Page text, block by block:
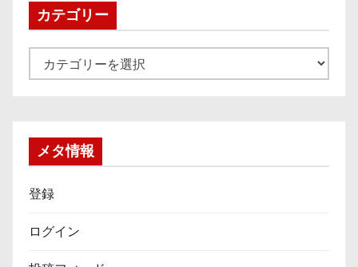
ブカテゴリー
テ
メタ情報
登録
ログイン